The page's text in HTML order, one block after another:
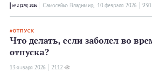
№ 2 (170) 2026 Самосейко Владимир, 10 февраля 2026 930
ОТПУСК
Что делать, если заболел во
отпуска?
13 января 2026 2112